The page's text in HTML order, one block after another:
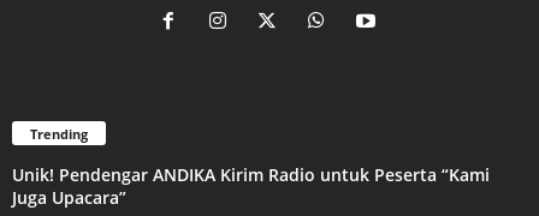
Trending
Unik! Pendengar ANDIKA Kirim Radio untuk Peserta “Kami
Juga Upacara”